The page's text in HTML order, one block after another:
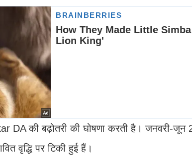
DA की बढ़ोतरी की घोषणा करती है। जनवरी-जून
वृद्धि पर टिकी हुई हैं।